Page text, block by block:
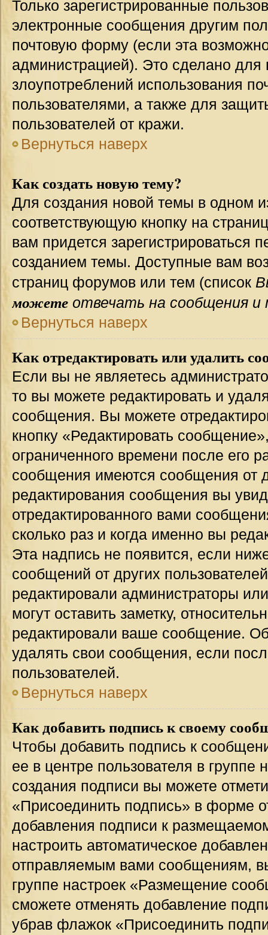
Только зарегистрированные
электронные сообщения другим
почтовую форму (если эта
администрацией). Это сделано для
злоупотреблений использования
пользователями, а также для
пользователей от кражи.
Вернуться наверх
Как создать новую тему?
Для создания новой темы в одном
соответствующую кнопку на
вам придется зарегистрироваться
созданием темы. Доступные вам
страниц форумов или тем (список
можете отвечать на сообщения и
Вернуться наверх
Как отредактировать или удалить
Если вы не являетесь
то вы можете редактировать и
сообщения. Вы можете
кнопку «Редактировать
ограниченного времени после его
сообщения имеются сообщения от
редактирования сообщения вы
отредактированного вами
сколько раз и когда именно вы
Эта надпись не появится, если
сообщений от других
редактировали администраторы
могут оставить заметку,
редактировали ваше сообщение.
удалять свои сообщения, если
пользователей.
Вернуться наверх
Как добавить подпись к своему
Чтобы добавить подпись к
ее в центре пользователя в
создания подписи вы можете
«Присоединить подпись» в форме
добавления подписи к
настроить автоматическое
отправляемым вами сообщениям,
группе настроек «Размещение
сможете отменять добавление
убрав флажок «Присоединить